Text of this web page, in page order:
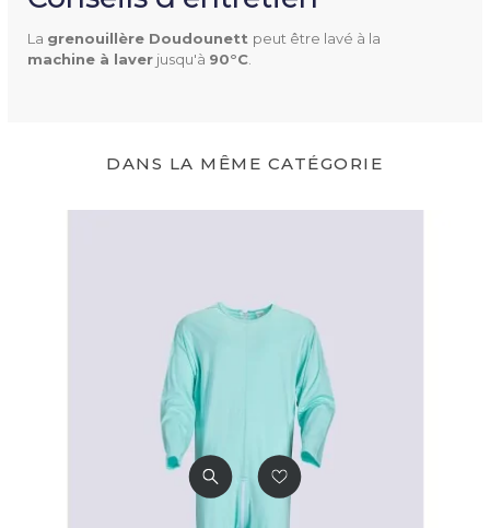
La grenouillère Doudounett peut être lavé à la
machine à laverjusqu'à 90°C.
DANS LA MÊME CATÉGORIE